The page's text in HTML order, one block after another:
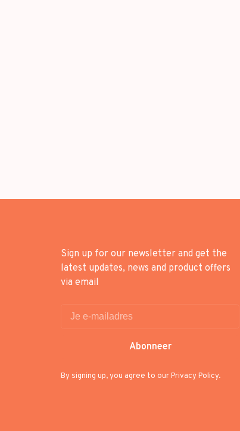
Sign up for our newsletter and get the
latest updates, news and product offers
via email
Abonneer
By signing up, you agree to our Privacy Policy.